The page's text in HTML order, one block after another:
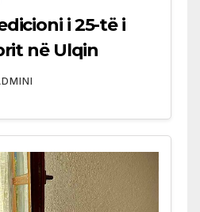
i 25-të i
në Ulqin